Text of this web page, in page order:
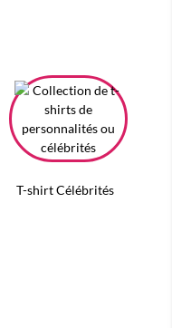
T-shirt Célébrités